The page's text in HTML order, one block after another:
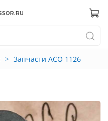
Запчасти АСО 1126